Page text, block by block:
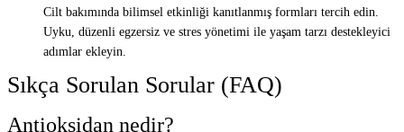
Cilt bakımında bilimsel etkinliği kanıtlanmış formları tercih edin.
Uyku, düzenli egzersiz ve stres yönetimi ile yaşam tarzı destekleyici
adımlar ekleyin.
Sıkça Sorulan Sorular (FAQ)
Antioksidan nedir?